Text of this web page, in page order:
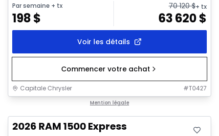
Par semaine + tx
198 $
70 120$+ tx
63 620$
Voir les détails
Commencer votre achat
Capitale Chrysler #T0427
Mention légale
2026 RAM 1500 Express